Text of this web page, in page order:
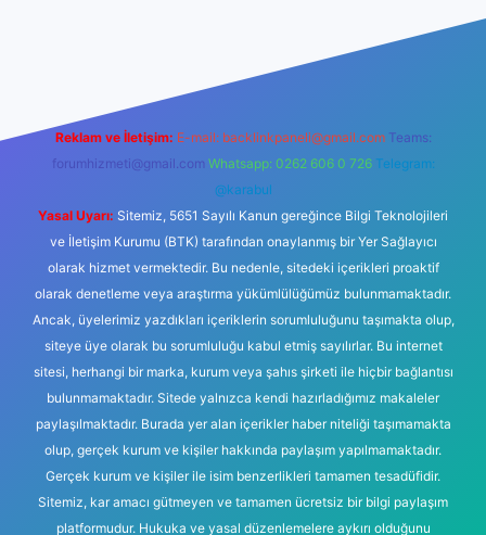
Reklam ve İletişim: E-mail: backlinkpaneli@gmail.com Teams:
forumhizmeti@gmail.com Whatsapp: 0262 606 0 726 Telegram:
@karabul
Yasal Uyarı: Sitemiz, 5651 Sayılı Kanun gereğince Bilgi Teknolojileri
ve İletişim Kurumu (BTK) tarafından onaylanmış bir Yer Sağlayıcı
olarak hizmet vermektedir. Bu nedenle, sitedeki içerikleri proaktif
olarak denetleme veya araştırma yükümlülüğümüz bulunmamaktadır.
Ancak, üyelerimiz yazdıkları içeriklerin sorumluluğunu taşımakta olup,
siteye üye olarak bu sorumluluğu kabul etmiş sayılırlar. Bu internet
sitesi, herhangi bir marka, kurum veya şahıs şirketi ile hiçbir bağlantısı
bulunmamaktadır. Sitede yalnızca kendi hazırladığımız makaleler
paylaşılmaktadır. Burada yer alan içerikler haber niteliği taşımamakta
olup, gerçek kurum ve kişiler hakkında paylaşım yapılmamaktadır.
Gerçek kurum ve kişiler ile isim benzerlikleri tamamen tesadüfidir.
Sitemiz, kar amacı gütmeyen ve tamamen ücretsiz bir bilgi paylaşım
platformudur. Hukuka ve yasal düzenlemelere aykırı olduğunu